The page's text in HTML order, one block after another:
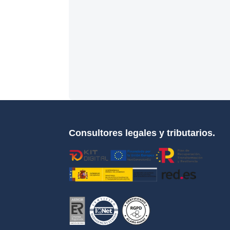
Consultores legales y tributarios.